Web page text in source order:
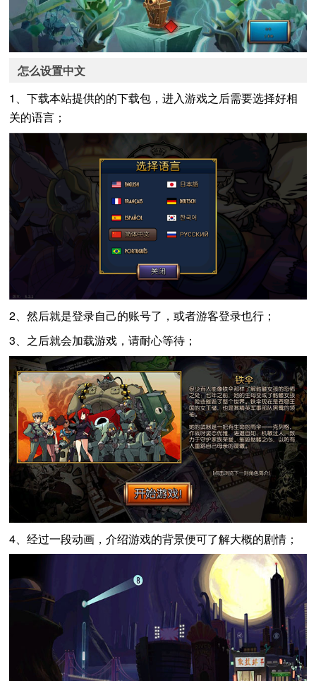
怎么设置中文
1、下载本站提供的的下载包，进入游戏之后需要选择好相
关的语言；
2、然后就是登录自己的账号了，或者游客登录也行；
3、之后就会加载游戏，请耐心等待；
4、经过一段动画，介绍游戏的背景便可了解大概的剧情；